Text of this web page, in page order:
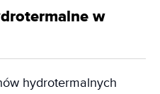
w
hydrotermalnych